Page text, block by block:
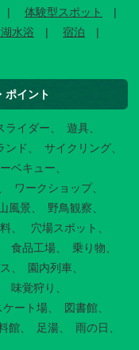
体験型スポット
水浴
宿泊
ポイント
ライダー
遊具
ンド
サイクリング
ベキュー
ワークショップ
風景
野鳥観察
穴場スポット
食品工場
乗り物
園内列車
味覚狩り
ケート場
図書館
館 足湯
雨の日